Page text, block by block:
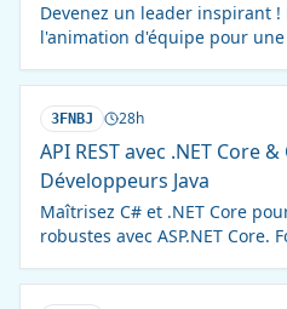
Devenez un leader inspirant
l'animation d'équipe pour
3FNBJ 28h
API REST avec .NET Core
Développeurs Java
Maîtrisez C# et .NET Core
robustes avec ASP.NET Core.